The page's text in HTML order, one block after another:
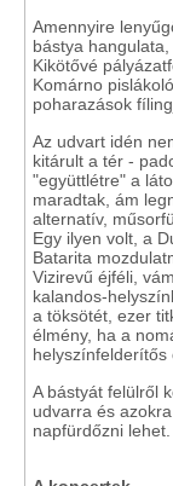
Amennyire
bástya
Kikötővé
Komárno
poharazások
Az udvart idén
kitárult a tér -
"együttlétre" a
maradtak, ám
alternatív,
Egy ilyen volt, a
Batarita
Vizirevű éjféli,
kalandos-
a töksötét, ezer
élmény, ha a
helyszínfelderítős
A bástyát felülről
udvarra és
napfürdőzni lehet.